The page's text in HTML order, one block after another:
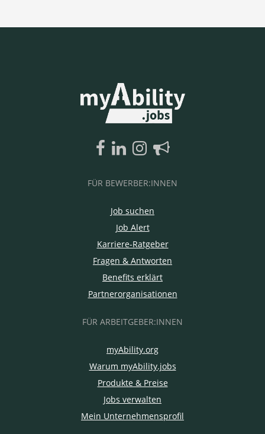
FÜR BEWERBER:INNEN
Job suchen
Job Alert
Karriere-Ratgeber
Fragen & Antworten
Benefits erklärt
Partnerorganisationen
FÜR ARBEITGEBER:INNEN
myAbility.org
Warum myAbility.jobs
Produkte & Preise
Jobs verwalten
Mein Unternehmensprofil